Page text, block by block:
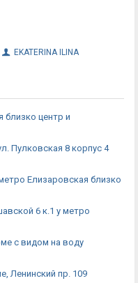
EKATERINA ILINA
близко центр и
Пулковская 8 корпус 4
Елизаровская близко
6 к.1 у метро
с видом на воду
Ленинский пр. 109